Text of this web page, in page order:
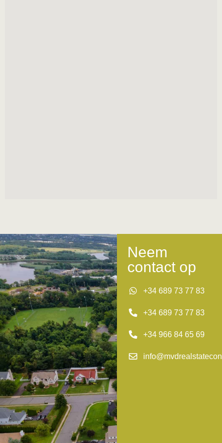
Neem
contact op
+34 689 73 77 83
+34 689 73 77 83
+34 966 84 65 69